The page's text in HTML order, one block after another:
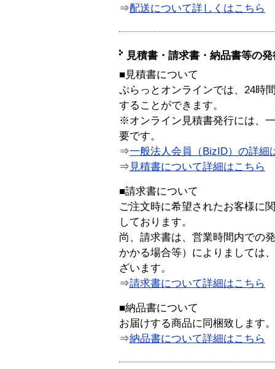
⇒配送について詳しくはこちら
見積書・請求書・納品書等の
■見積書について
ぷらっとオンラインでは、24時
することができます。
※オンライン見積書発行には、
要です。
⇒一般法人会員（BizID）の詳細
⇒ 見積書について詳細はこちら
■請求書について
ご注文時に希望されたお客様に
しております。
尚、請求書は、営業時間内での
かかる場合等）によりましては
ざいます。
⇒請求書について詳細はこちら
■納品書について
お届けする商品に同梱致します。
⇒納品書について詳細はこちら